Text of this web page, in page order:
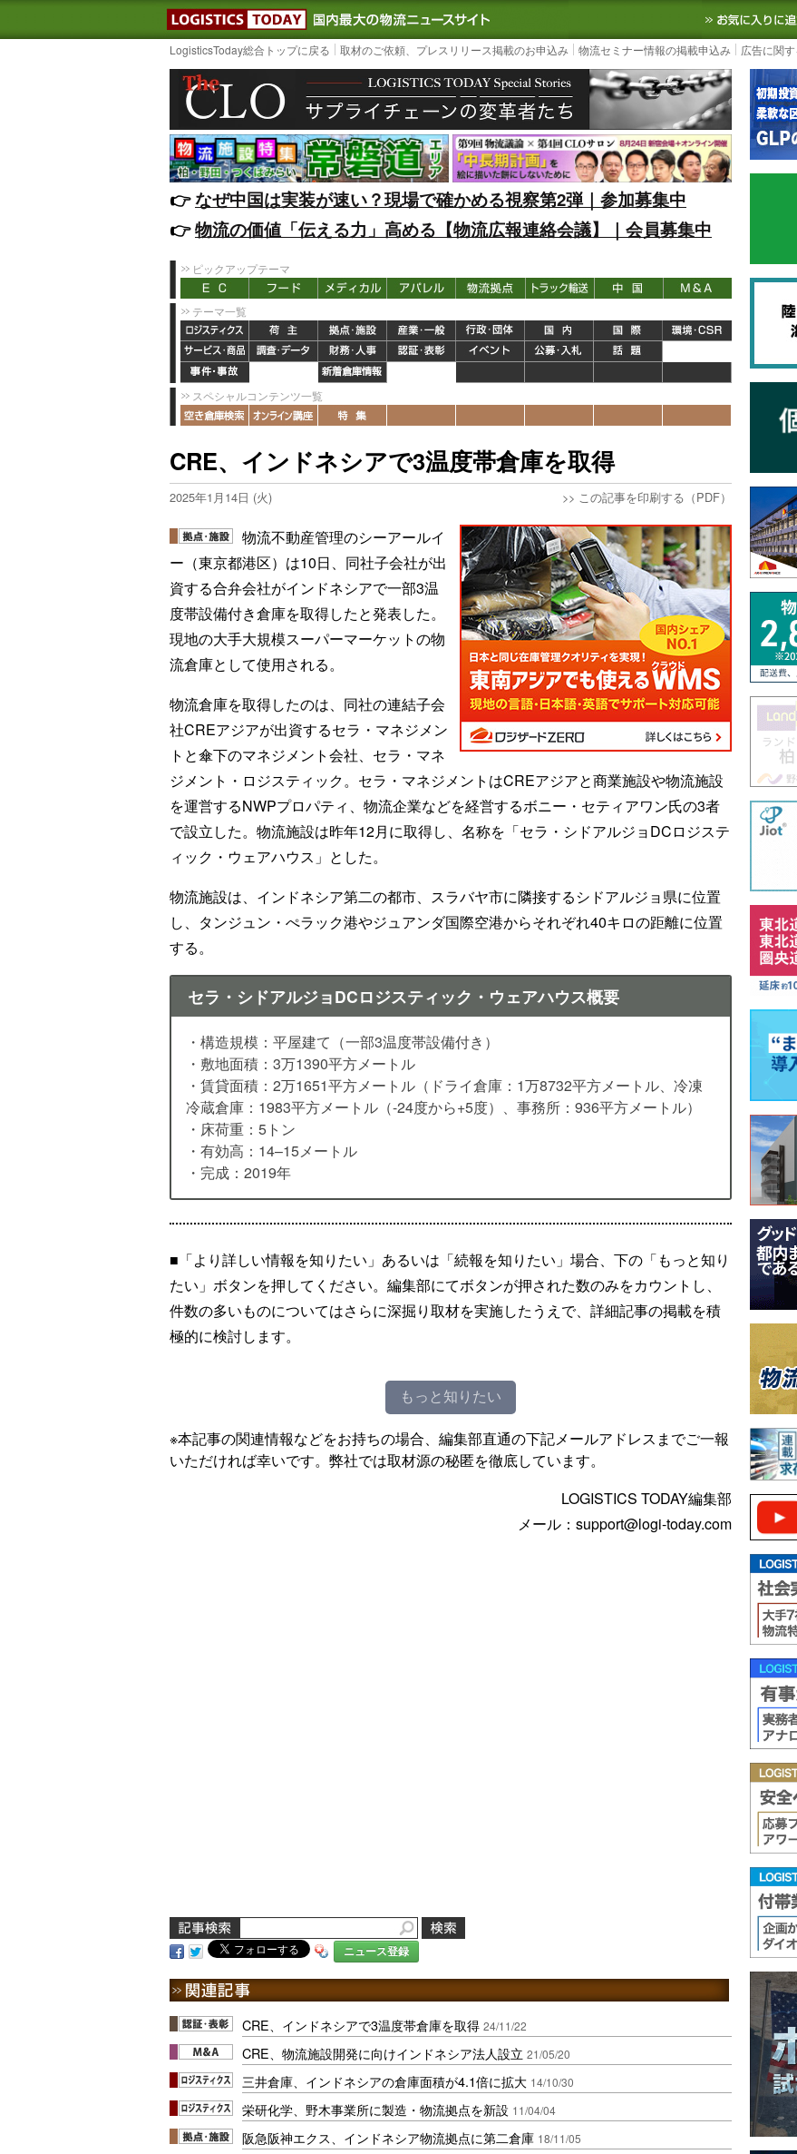
LOGISTICS TODAY｜国内最大の物流ニュースサイト3PL, SCMなど国内外の最新の物
LogisticsToday総合トップに戻る 取材のご依頼、プレスリリース掲載のお申込み 物流セミナー情報の掲載申込み 広告に関
👉️なぜ中国は実装が速い？現場で確かめる視察第2弾｜参加募集中
👉️物流の価値「伝える力」高める【物流広報連絡会議】｜会員募集中
ピックアップテーマ
テーマ一覧
スペシャルコンテンツ一覧
CRE、インドネシアで3温度帯倉庫を取得
2025年1月14日 (火) >> この記事を印刷する（PDF）
物流不動産管理のシーアールイ
ー（東京都港区）は10日、同社子会社が出
資する合弁会社がインドネシアで一部3温
度帯設備付き倉庫を取得したと発表した。
現地の大手大規模スーパーマーケットの物
流倉庫として使用される。
物流倉庫を取得したのは、同社の連結子会
社CREアジアが出資するセラ・マネジメン
トと傘下のマネジメント会社、セラ・マネ
ジメント・ロジスティック。セラ・マネジメントはCREアジアと商業施設や物流施設
を運営するNWPプロパティ、物流企業などを経営するボニー・セティアワン氏の3者
で設立した。物流施設は昨年12月に取得し、名称を「セラ・シドアルジョDCロジステ
ィック・ウェアハウス」とした。
物流施設は、インドネシア第二の都市、スラバヤ市に隣接するシドアルジョ県に位置
し、タンジュン・ぺラック港やジュアンダ国際空港からそれぞれ40キロの距離に位置
する。
セラ・シドアルジョDCロジスティック・ウェアハウス概要
・構造規模：平屋建て（一部3温度帯設備付き）
・敷地面積：3万1390平方メートル
・賃貸面積：2万1651平方メートル（ドライ倉庫：1万8732平方メートル、冷凍
冷蔵倉庫：1983平方メートル（-24度から+5度）、事務所：936平方メートル）
・床荷重：5トン
・有効高：14–15メートル
・完成：2019年
■「より詳しい情報を知りたい」あるいは「続報を知りたい」場合、下の「もっと知り
たい」ボタンを押してください。編集部にてボタンが押された数のみをカウントし、
件数の多いものについてはさらに深掘り取材を実施したうえで、詳細記事の掲載を積
極的に検討します。
もっと知りたい
※本記事の関連情報などをお持ちの場合、編集部直通の下記メールアドレスまでご一報
いただければ幸いです。弊社では取材源の秘匿を徹底しています。
LOGISTICS TODAY編集部
メール：support@logi-today.com
ニュース登録
CRE、インドネシアで3温度帯倉庫を取得 24/11/22
CRE、物流施設開発に向けインドネシア法人設立 21/05/20
三井倉庫、インドネシアの倉庫面積が4.1倍に拡大 14/10/30
栄研化学、野木事業所に製造・物流拠点を新設 11/04/04
阪急阪神エクス、インドネシア物流拠点に第二倉庫 18/11/05